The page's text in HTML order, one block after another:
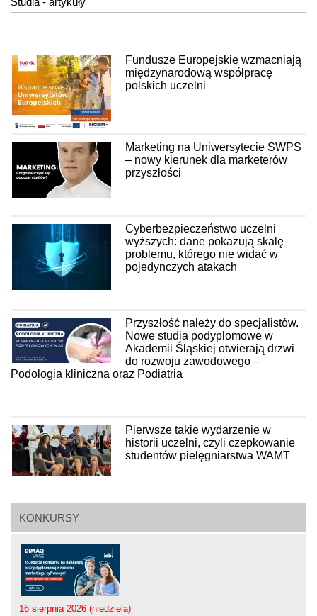
KONKURSY
16 sierpnia 2026 (niedziela)
Fundusze Europejskie wzmacniają
międzynarodową współpracę
polskich uczelni
Marketing na Uniwersytecie SWPS
– nowy kierunek dla marketerów
przyszłości
Cyberbezpieczeństwo uczelni
wyższych: dane pokazują skalę
problemu, którego nie widać w
pojedynczych atakach
Przyszłość należy do specjalistów.
Nowe studia podyplomowe w
Akademii Śląskiej otwierają drzwi
do rozwoju zawodowego –
Podologia kliniczna oraz Podiatria
Pierwsze takie wydarzenie w
historii uczelni, czyli czepkowanie
studentów pielęgniarstwa WAMT